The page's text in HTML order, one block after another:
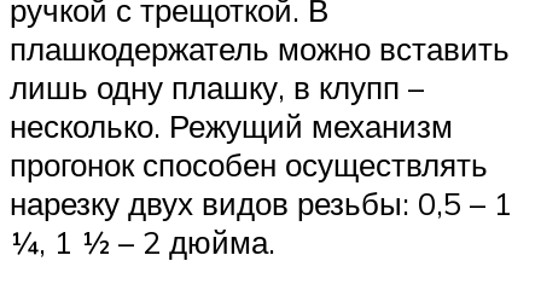
ручкой с трещоткой. В
плашкодержатель можно вставить
лишь одну плашку, в клупп –
несколько. Режущий механизм
прогонок способен осуществлять
нарезку двух видов резьбы: 0,5 – 1
¼, 1 ½ – 2 дюйма.